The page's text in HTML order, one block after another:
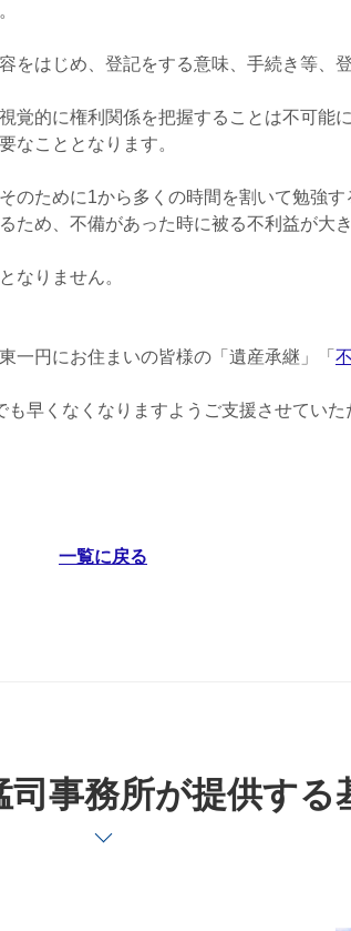
はじめ、登記をする意味、手続き等、
覚的に権利関係を把握することは不可能
なこととなります。
のために1から多くの時間を割いて勉強
ため、不備があった時に被る不利益が大
なりません。
円にお住まいの皆様の「遺産承継」「
早くなくなりますようご支援させてい
一覧に戻る
事務所が提供する